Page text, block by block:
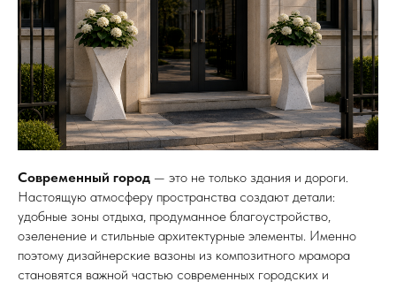
Современный город — это не только здания и дороги.
Настоящую атмосферу пространства создают детали:
удобные зоны отдыха, продуманное благоустройство,
озеленение и стильные архитектурные элементы. Именно
поэтому дизайнерские вазоны из композитного мрамора
становятся важной частью современных городских и